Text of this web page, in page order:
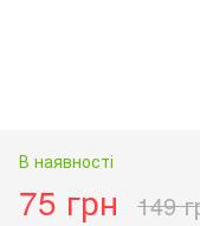
В наявності
75 грн 149